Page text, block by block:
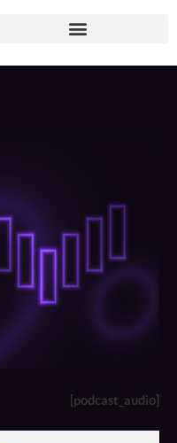
[podcast_audio]